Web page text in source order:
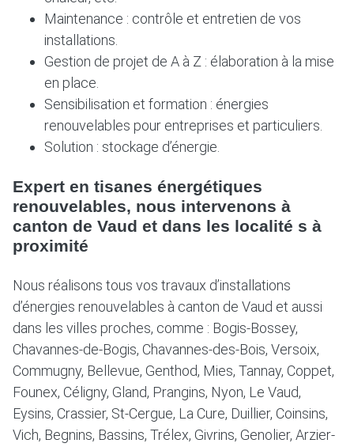
Maintenance : contrôle et entretien de vos
installations.
Gestion de projet de A à Z : élaboration à la mise
en place.
Sensibilisation et formation : énergies
renouvelables pour entreprises et particuliers.
Solution : stockage d’énergie.
Expert en tisanes énergétiques
renouvelables, nous intervenons à
canton de Vaud et dans les localité s à
proximité
Nous réalisons tous vos travaux d’installations
d’énergies renouvelables à canton de Vaud et aussi
dans les villes proches, comme : Bogis-Bossey,
Chavannes-de-Bogis, Chavannes-des-Bois, Versoix,
Commugny, Bellevue, Genthod, Mies, Tannay, Coppet,
Founex, Céligny, Gland, Prangins, Nyon, Le Vaud,
Eysins, Crassier, St-Cergue, La Cure, Duillier, Coinsins,
Vich, Begnins, Bassins, Trélex, Givrins, Genolier, Arzier-